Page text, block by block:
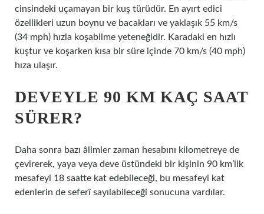
cinsindeki uçamayan bir kuş türüdür. En ayırt edici
özellikleri uzun boynu ve bacakları ve yaklaşık 55 km/s
(34 mph) hızla koşabilme yeteneğidir. Karadaki en hızlı
kuştur ve koşarken kısa bir süre içinde 70 km/s (40 mph)
hıza ulaşır.
DEVEYLE 90 KM KAÇ SAAT
SÜRER?
Daha sonra bazı âlimler zaman hesabını kilometreye de
çevirerek, yaya veya deve üstündeki bir kişinin 90 km’lik
mesafeyi 18 saatte kat edebileceği, bu mesafeyi kat
edenlerin de seferî sayılabileceği sonucuna vardılar.